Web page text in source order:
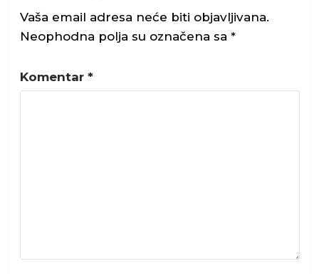
Vaša email adresa neće biti objavljivana.
Neophodna polja su označena sa *
Komentar *